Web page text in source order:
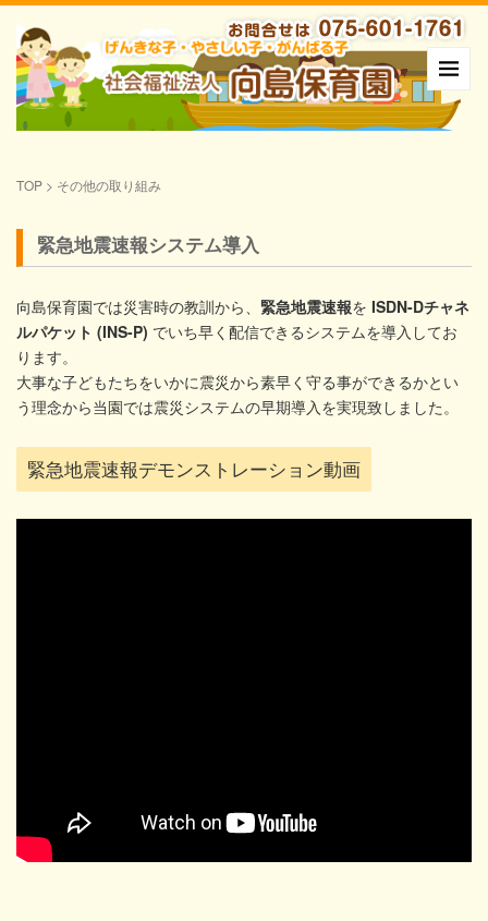
TOP > その他の取り組み
緊急地震速報システム導入
向島保育園では災害時の教訓から、 緊急地震速報を ISDN-Dチャネ
ルパケット (INS-P) でいち早く配信できるシステムを導入してお
ります。
大事な子どもたちをいかに震災から素早く守る事ができるかとい
う理念から当園では震災システムの早期導入を実現致しました。
緊急地震速報デモンストレーション動画